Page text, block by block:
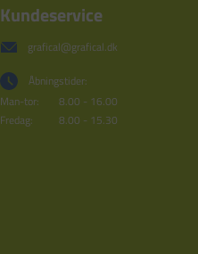
Kundeservice
grafical@grafical.dk
Åbningstider:
Man-tor:
8.00 - 16.00
Fredag:
8.00 - 15.30